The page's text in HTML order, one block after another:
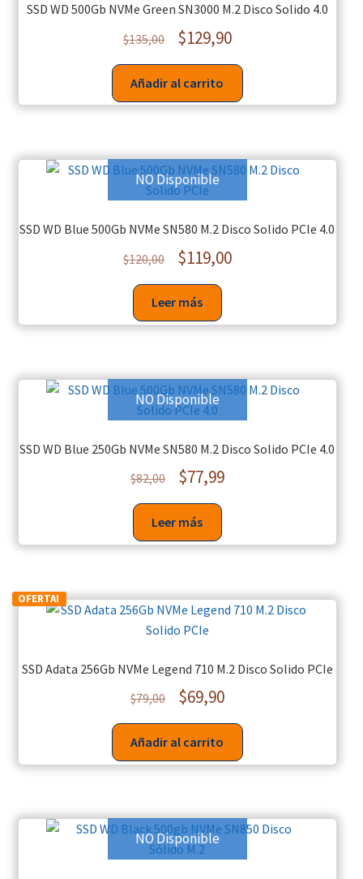
SSD WD 500Gb NVMe Green SN3000 M.2 Disco Solido 4.0
$135,00 $129,90
Añadir al carrito
NO Disponible
SSD WD Blue 500Gb NVMe SN580 M.2 Disco Solido PCIe 4.0
$120,00 $119,00
Leer más
NO Disponible
SSD WD Blue 250Gb NVMe SN580 M.2 Disco Solido PCIe 4.0
$82,00 $77,99
Leer más
OFERTA!
SSD Adata 256Gb NVMe Legend 710 M.2 Disco Solido PCIe
$79,00 $69,90
Añadir al carrito
NO Disponible